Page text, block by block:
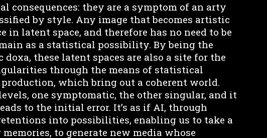
consequences: they are a symptom of an arty
by style. Any image that becomes artistic
in latent space, and therefore has no need to be
as a statistical possibility. By being the
these latent spaces are also a site for the
through the means of statistical
which bring out a coherent world.
one symptomatic, the other singular, and it
to the initial error. It’s as if AI, through
into possibilities, enabling us to take a
to generate new media whose